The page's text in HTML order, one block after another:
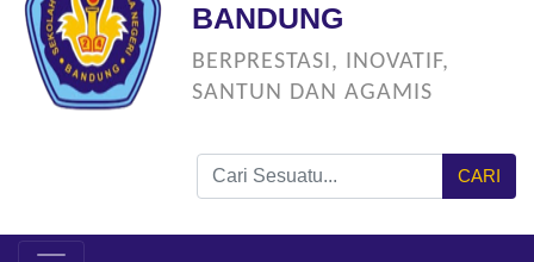
BANDUNG
BERPRESTASI, INOVATIF,
SANTUN DAN AGAMIS
CARI